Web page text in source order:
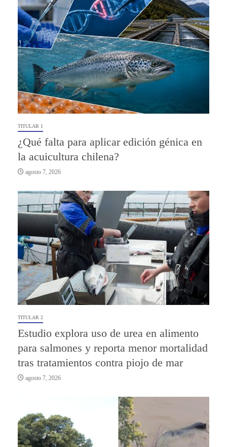
TITULAR 1
¿Qué falta para aplicar edición génica en
la acuicultura chilena?
agosto 7, 2026
TITULAR 2
Estudio explora uso de urea en alimento
para salmones y reporta menor mortalidad
tras tratamientos contra piojo de mar
agosto 7, 2026